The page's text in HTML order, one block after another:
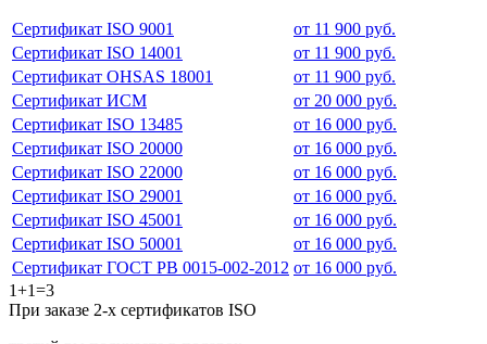
Сертификат ISO 9001
от 11 900 руб.
Сертификат ISO 14001
от 11 900 руб.
Сертификат OHSAS 18001
от 11 900 руб.
Сертификат ИСМ
от 20 000 руб.
Сертификат ISO 13485
от 16 000 руб.
Сертификат ISO 20000
от 16 000 руб.
Сертификат ISO 22000
от 16 000 руб.
Сертификат ISO 29001
от 16 000 руб.
Сертификат ISO 45001
от 16 000 руб.
Сертификат ISO 50001
от 16 000 руб.
Сертификат ГОСТ РВ 0015-002-2012 от 16 000 руб.
1+1=3
При заказе 2-х сертификатов ISO